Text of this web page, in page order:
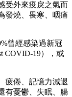
受外來疫戾之氣而
發燒、畏寒、咽痛
曾經感染過新冠
COVID-19），或
疲倦、記憶力減退
有憂鬱、失眠、腸